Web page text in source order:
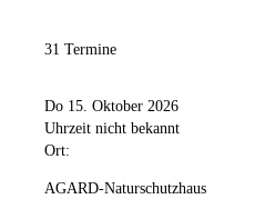
31 Termine
Do 15. Oktober 2026
Uhrzeit nicht bekannt
Ort:
AGARD-Naturschutzhaus